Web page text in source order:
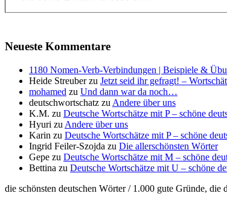
Neueste Kommentare
1180 Nomen-Verb-Verbindungen | Beispiele &
Heide Streuberzu Jetzt seid ihr gefragt! –
mohamed zu Und dann war da noch…
deutschwortschatz zu Andere über uns
K.M. zu Deutsche Wortschätze mit P – schöne
Hyuri zu Andere über uns
Karin zu Deutsche Wortschätze mit P – schöne
Ingrid Feiler-Szojda zu Die allerschönsten Wörter
Gepe zu Deutsche Wortschätze mit M – schöne
Bettina zu Deutsche Wortschätze mit U – schöne
die schönsten deutschen Wörter / 1.000 gute Gründe, die